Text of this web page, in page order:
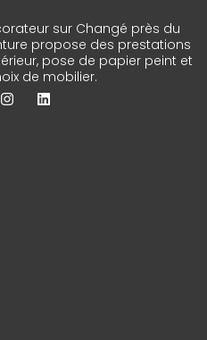
sur Changé près du
propose des prestations
pose de papier peint et
de mobilier.